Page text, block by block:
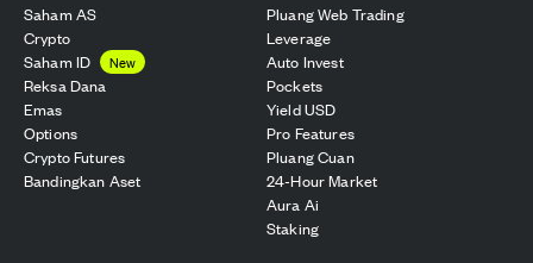
Saham AS
Crypto
Saham ID
New
Reksa Dana
Emas
Options
Crypto Futures
Bandingkan Aset
Pluang Web Trading
Leverage
Auto Invest
Pockets
Yield USD
Pro Features
Pluang Cuan
24-Hour Market
Aura Ai
Staking